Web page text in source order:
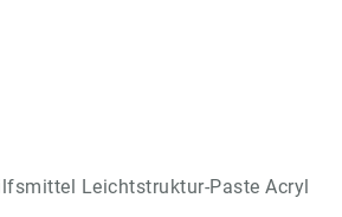
Leichtstruktur-Paste Acryl